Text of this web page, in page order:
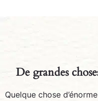
De grandes
Quelque chose